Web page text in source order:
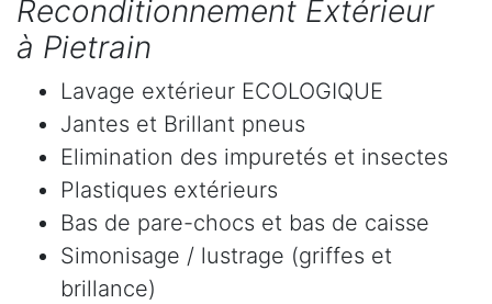
Reconditionnement Extérieur
à Pietrain
Lavage extérieur ECOLOGIQUE
Jantes et Brillant pneus
Elimination des impuretés et insectes
Plastiques extérieurs
Bas de pare-chocs et bas de caisse
Simonisage / lustrage (griffes et
brillance)